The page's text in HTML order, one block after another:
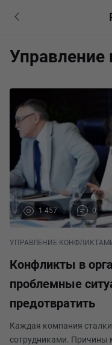
1 457 0
УПРАВЛЕНИЕ
Конфликты в
проблемные
предотвратить
Каждая компания
сотрудниками. Причины